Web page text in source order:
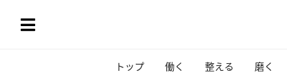
トップ 働く 整える 磨く